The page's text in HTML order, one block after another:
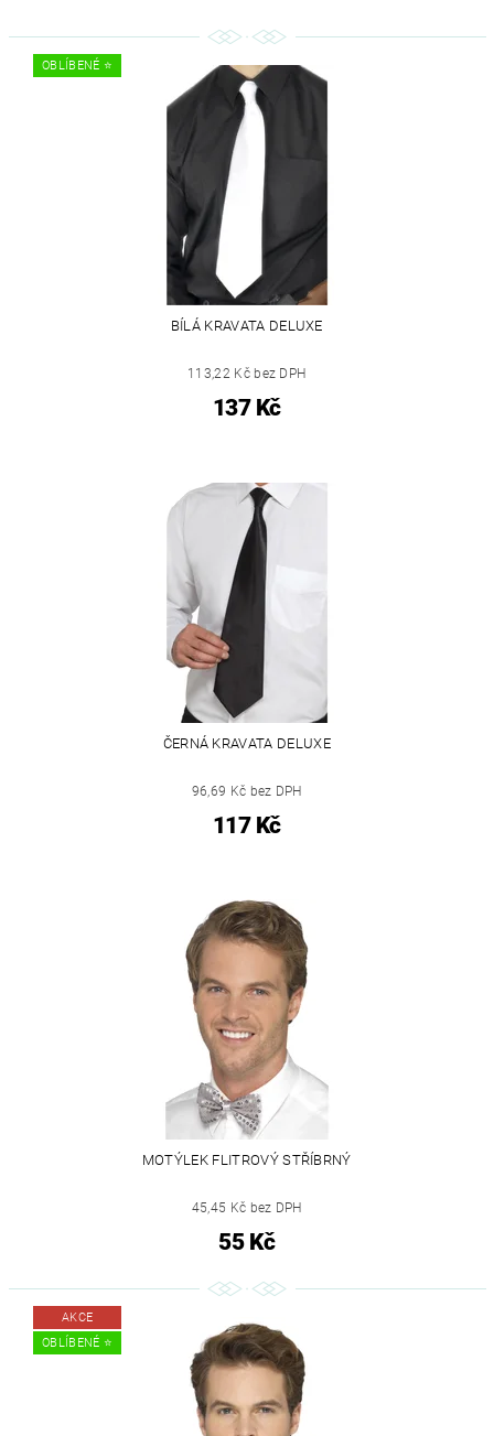
OBLÍBENÉ ⭐️
BÍLÁ KRAVATA DELUXE
113,22 Kč bez DPH
137 Kč
ČERNÁ KRAVATA DELUXE
96,69 Kč bez DPH
117 Kč
MOTÝLEK FLITROVÝ STŘÍBRNÝ
45,45 Kč bez DPH
55 Kč
AKCE
OBLÍBENÉ ⭐️